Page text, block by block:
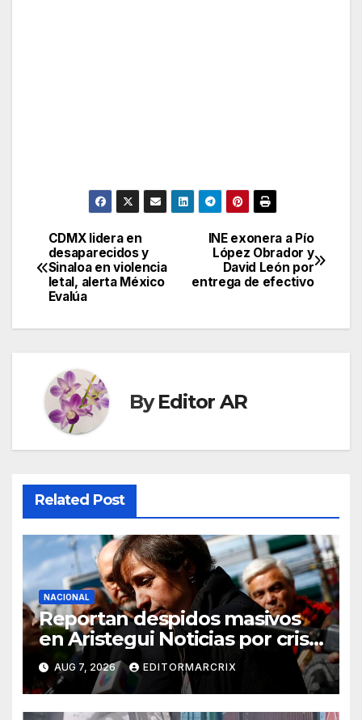
Post
navigation
INE exonera a Pío
López Obrador y
David León por
entrega de efectivo
CDMX lidera en
desaparecidos y
Sinaloa en violencia
letal, alerta México
Evalúa
ByEditor AR
Related Post
NACIONAL
Reportan despidos masivos
en Aristegui Noticias por crisis
financiera
AUG 7, 2026 EDITORMARCRIX